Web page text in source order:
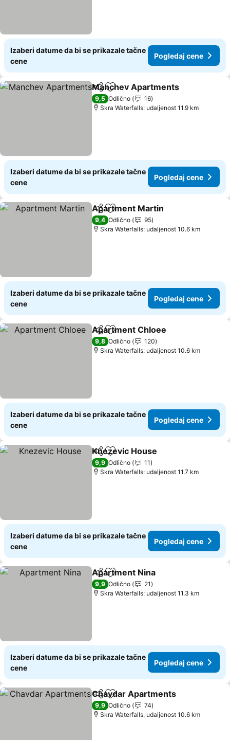
Izaberi datume da bi se prikazale tačne
cene
Pogledaj cene
Deli Dodati u favorite
Manchev Apartments
9,5 Odlično
16
Skra Waterfalls: udaljenost 11.9 km
Izaberi datume da bi se prikazale tačne
cene
Pogledaj cene
Deli Dodati u favorite
Apartment Martin
9,4 Odlično
95
Skra Waterfalls: udaljenost 10.6 km
Izaberi datume da bi se prikazale tačne
cene
Pogledaj cene
Deli Dodati u favorite
Apartment Chloee
9,8 Odlično
120
Skra Waterfalls: udaljenost 10.6 km
Izaberi datume da bi se prikazale tačne
cene
Pogledaj cene
Deli Dodati u favorite
Knezevic House
9,9 Odlično
11
Skra Waterfalls: udaljenost 11.7 km
Izaberi datume da bi se prikazale tačne
cene
Pogledaj cene
Deli Dodati u favorite
Apartment Nina
9,9 Odlično
21
Skra Waterfalls: udaljenost 11.3 km
Izaberi datume da bi se prikazale tačne
cene
Pogledaj cene
Deli Dodati u favorite
Chavdar Apartments
9,9 Odlično
74
Skra Waterfalls: udaljenost 10.6 km